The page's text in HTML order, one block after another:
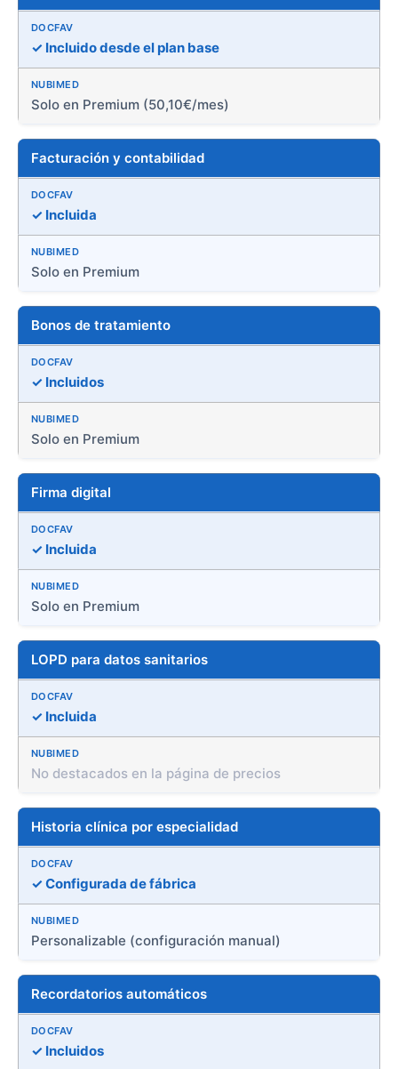
✓ Incluido desde el plan base
Solo en Premium (50,10€/mes)
Facturación y contabilidad
✓ Incluida
Solo en Premium
Bonos de tratamiento
✓ Incluidos
Solo en Premium
Firma digital
✓ Incluida
Solo en Premium
LOPD para datos sanitarios
✓ Incluida
No destacados en la página de precios
Historia clínica por especialidad
✓ Configurada de fábrica
Personalizable (configuración manual)
Recordatorios automáticos
✓ Incluidos